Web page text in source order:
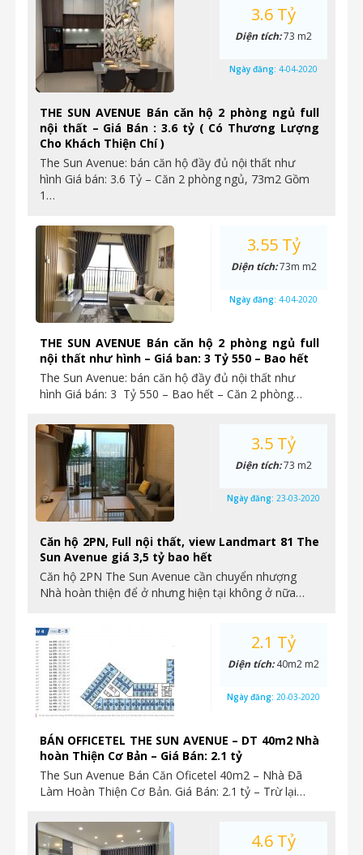
THE SUN AVENUE Bán căn hộ 2 phòng ngủ full
nội thất – Giá Bán : 3.6 tỷ ( Có Thương Lượng
Cho Khách Thiện Chí )
The Sun Avenue: bán căn hộ đầy đủ nội thất như
hình Giá bán: 3.6 Tỷ – Căn 2 phòng ngủ, 73m2 Gồm
1…
3.6 Tỷ
Diện tích:73 m2
Ngày đăng: 4-04-2020
THE SUN AVENUE Bán căn hộ 2 phòng ngủ full
nội thất như hình – Giá ban: 3 Tỷ 550 – Bao hết
The Sun Avenue: bán căn hộ đầy đủ nội thất như
hình Giá bán: 3 Tỷ 550 – Bao hết – Căn 2 phòng…
3.55 Tỷ
Diện tích:73m m2
Ngày đăng: 4-04-2020
Căn hộ 2PN, Full nội thất, view Landmart 81 The
Sun Avenue giá 3,5 tỷ bao hết
Căn hộ 2PN The Sun Avenue cần chuyển nhượng
Nhà hoàn thiện để ở nhưng hiện tại không ở nữa…
3.5 Tỷ
Diện tích:73 m2
Ngày đăng: 23-03-2020
BÁN OFFICETEL THE SUN AVENUE – DT 40m2 Nhà
hoàn Thiện Cơ Bản – Giá Bán: 2.1 tỷ
The Sun Avenue Bán Căn Oficetel 40m2 – Nhà Đã
Làm Hoàn Thiện Cơ Bản. Giá Bán: 2.1 tỷ – Trừ lại…
2.1 Tỷ
Diện tích:40m2 m2
Ngày đăng: 20-03-2020
4.6 Tỷ